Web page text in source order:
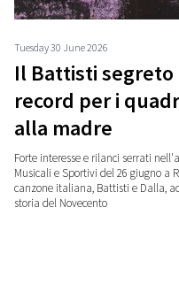
Tuesday 30 June 2026
Il Battisti
record per i
alla madre
Forte interesse e rilanci serrati
Musicali e Sportivi del 26 giugno a
canzone italiana, Battisti e Dalla,
storia del Novecento